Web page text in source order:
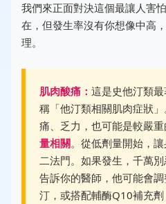
我們來正面對決這個最讓人害
在，但發生率沒有你想像中高
理。
肌肉酸痛： 這是史他汀類
稱「他汀類相關肌肉症狀
痛、乏力，也可能是較嚴重
量相關。從低劑量開始，
二法門。如果發生，千萬別
告訴你的醫師，他可能會
汀，或搭配輔酶Q10補充